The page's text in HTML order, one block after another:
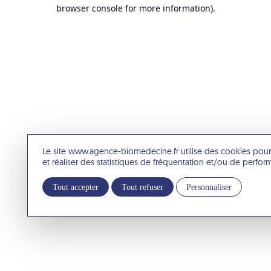
Le site www.agence-biomedecine.fr utilise des cookies
et réaliser des statistiques de fréquentation et/ou de
Tout accepter Tout refuser Personnaliser
browser console for more information).